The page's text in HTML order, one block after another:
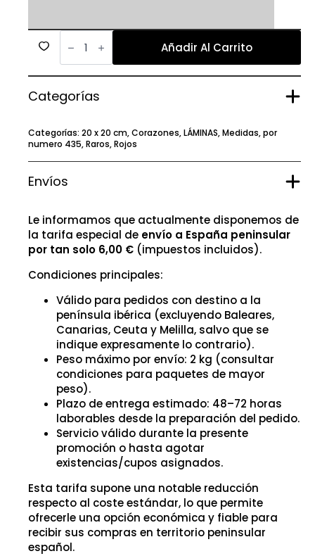
435
cantidad Añadir Al Carrito
Categorías
Categorías: 20 x 20 cm,Corazones,LÁMINAS,Medidas,por
numero 435,Raros,Rojos
Envíos
Le informamos que actualmente disponemos de
la tarifa especial de envío a España peninsular
por tan solo 6,00 € (impuestos incluidos).
Condiciones principales:
Válido para pedidos con destino a la
península ibérica (excluyendo Baleares,
Canarias, Ceuta y Melilla, salvo que se
indique expresamente lo contrario).
Peso máximo por envío: 2 kg (consultar
condiciones para paquetes de mayor
peso).
Plazo de entrega estimado: 48–72 horas
laborables desde la preparación del pedido.
Servicio válido durante la presente
promoción o hasta agotar
existencias/cupos asignados.
Esta tarifa supone una notable reducción
respecto al coste estándar, lo que permite
ofrecerle una opción económica y fiable para
recibir sus compras en territorio peninsular
español.